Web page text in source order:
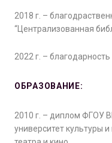
2018 г. –
“Централизованная
2022 г. –
ОБРАЗОВАНИЕ:
2010 г. – диплом ФГОУ
университет культуры